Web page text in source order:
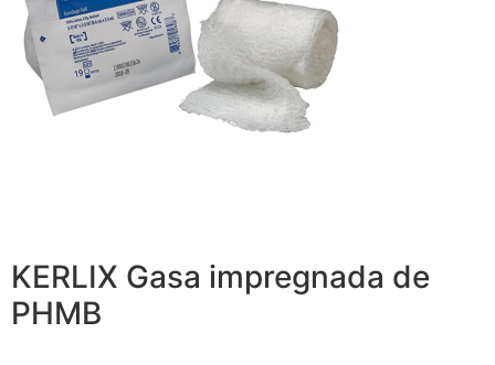
KERLIX Gasa impregnada de
PHMB